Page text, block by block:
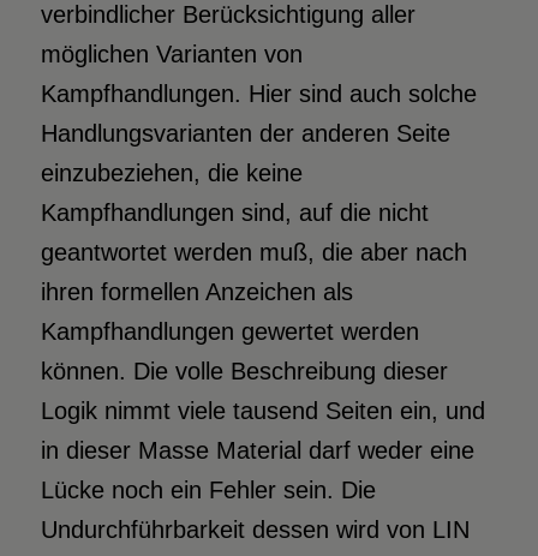
verbindlicher Berücksichtigung aller
möglichen Varianten von
Kampfhandlungen. Hier sind auch solche
Handlungsvarianten der anderen Seite
einzubeziehen, die keine
Kampfhandlungen sind, auf die nicht
geantwortet werden muß, die aber nach
ihren formellen Anzeichen als
Kampfhandlungen gewertet werden
können. Die volle Beschreibung dieser
Logik nimmt viele tausend Seiten ein, und
in dieser Masse Material darf weder eine
Lücke noch ein Fehler sein. Die
Undurchführbarkeit dessen wird von LIN